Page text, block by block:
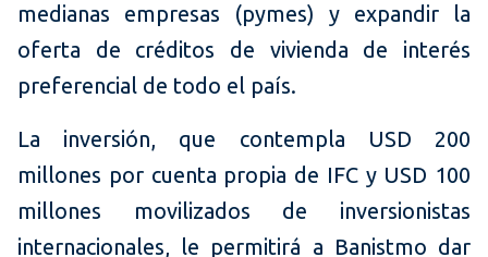
medianas empresas (pymes) y expandir la
oferta de créditos de vivienda de interés
preferencial de todo el país.
La inversión, que contempla USD 200
millones por cuenta propia de IFC y USD 100
millones movilizados de inversionistas
internacionales, le permitirá a Banistmo dar